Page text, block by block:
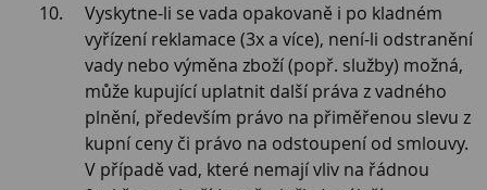
Vyskytne-li se vada opakovaně i po kladném
vyřízení reklamace (3x a více), není-li odstranění
vady nebo výměna zboží (popř. služby) možná,
může kupující uplatnit další práva z vadného
plnění, především právo na přiměřenou slevu z
kupní ceny či právo na odstoupení od smlouvy.
V případě vad, které nemají vliv na řádnou